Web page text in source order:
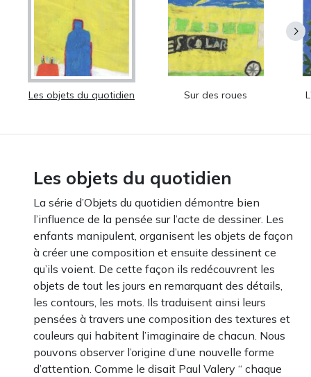
Les objets du quotidien Sur des roues
Les objets du quotidien
La série d’Objets du quotidien démontre bien
l’influence de la pensée sur l’acte de dessiner. Les
enfants manipulent, organisent les objets de façon
à créer une composition et ensuite dessinent ce
qu’ils voient. De cette façon ils redécouvrent les
objets de tout les jours en remarquant des détails,
les contours, les mots. Ils traduisent ainsi leurs
pensées à travers une composition des textures et
couleurs qui habitent l’imaginaire de chacun. Nous
pouvons observer l’origine d’une nouvelle forme
d’attention. Comme le disait Paul Valery “ chaque